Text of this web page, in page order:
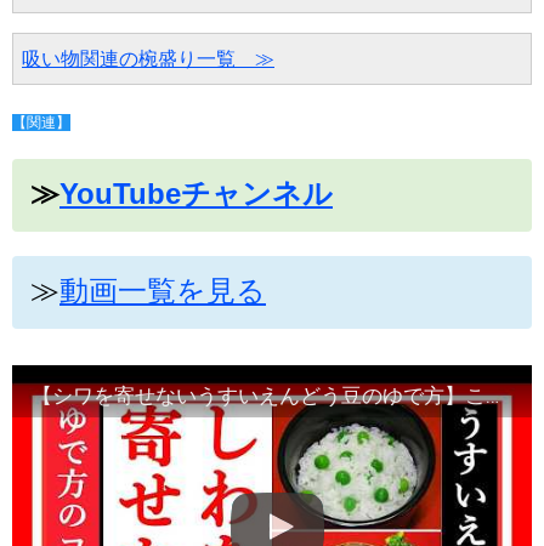
吸い物関連の椀盛り一覧　≫
【関連】
≫YouTubeチャンネル
≫動画一覧を見る
【シワを寄せないうすいえんどう豆のゆで方】この動画の手順で完了します・Japanese food#和食レシピ日本料理案内所